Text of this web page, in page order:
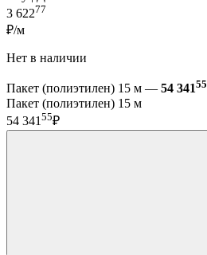
3 62277
₽/м
Нет в наличии
Пакет (полиэтилен) 15 м — 54 34155
Пакет (полиэтилен) 15 м
54 34155₽